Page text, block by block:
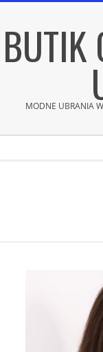
content
BUTIK
MODNE UBRANIA